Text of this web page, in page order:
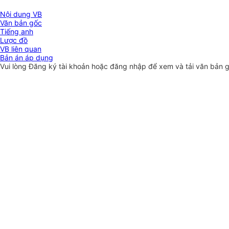
Nội dung VB
Văn bản gốc
Tiếng anh
Lược đồ
VB liên quan
Bản án áp dụng
Vui lòngĐăng ký tài khoản hoặc đăng nhập để xem và tải văn bản